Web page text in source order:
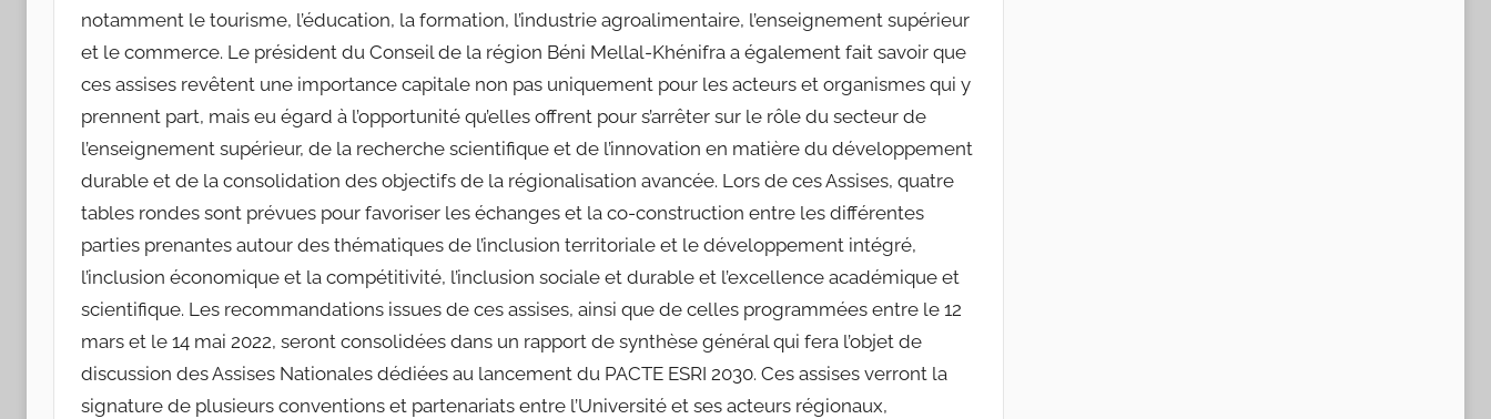
notamment le tourisme, l’éducation, la formation, l’industrie agroalimentaire, l’enseignement supérieur
et le commerce. Le président du Conseil de la région Béni Mellal-Khénifra a également fait savoir que
ces assises revêtent une importance capitale non pas uniquement pour les acteurs et organismes qui y
prennent part, mais eu égard à l’opportunité qu’elles offrent pour s’arrêter sur le rôle du secteur de
l’enseignement supérieur, de la recherche scientifique et de l’innovation en matière du développement
durable et de la consolidation des objectifs de la régionalisation avancée. Lors de ces Assises, quatre
tables rondes sont prévues pour favoriser les échanges et la co-construction entre les différentes
parties prenantes autour des thématiques de l’inclusion territoriale et le développement intégré,
l’inclusion économique et la compétitivité, l’inclusion sociale et durable et l’excellence académique et
scientifique. Les recommandations issues de ces assises, ainsi que de celles programmées entre le 12
mars et le 14 mai 2022, seront consolidées dans un rapport de synthèse général qui fera l’objet de
discussion des Assises Nationales dédiées au lancement du PACTE ESRI 2030. Ces assises verront la
signature de plusieurs conventions et partenariats entre l’Université et ses acteurs régionaux,